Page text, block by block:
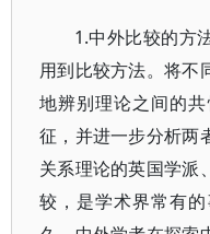
1.中外比较的方
用到比较方法。将不
地辨别理论之间的
征，并进一步分析两
关系理论的英国学派
较，是学术界常有